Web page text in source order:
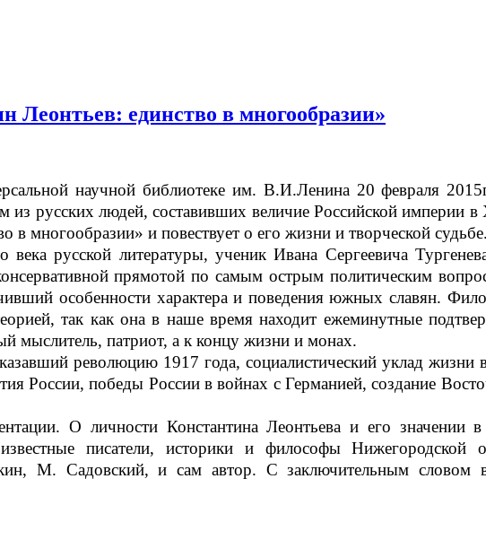
Леонтьев: единство в многообразии»
научной библиотеке им. В.И.Ленина 20 февраля
русских людей, составивших величие Российской империи
в многообразии» и повествует о его жизни и творческой
века русской литературы, ученик Ивана Сергеевича
прямотой по самым острым политическим
особенности характера и поведения южных славян.
так как она в наше время находит ежеминутные
мыслитель, патриот, а к концу жизни и монах.
революцию 1917 года, социалистический уклад
России, победы России в войнах с Германией, создание
О личности Константина Леонтьева и его значении
известные писатели, историки и философы
М. Садовский, и сам автор. С заключительным словом